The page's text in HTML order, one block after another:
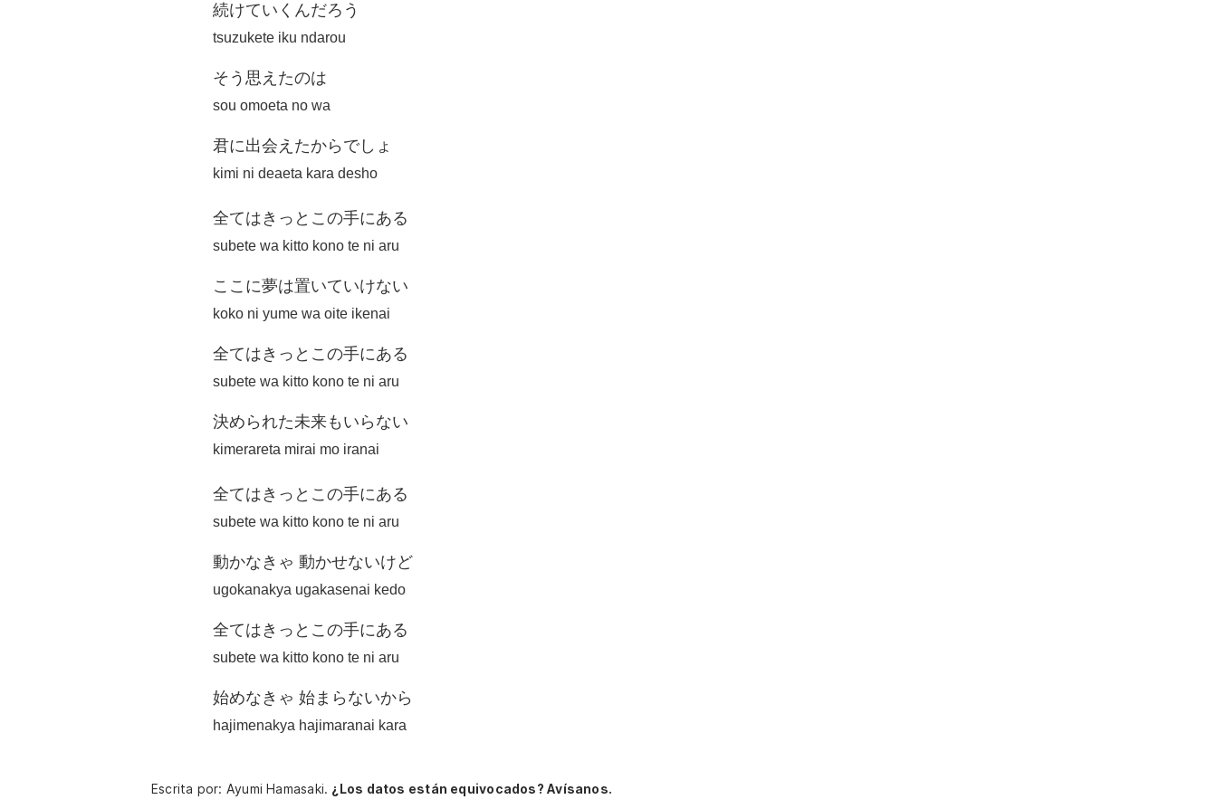
続けていくんだろう
tsuzukete iku ndarou
そう思えたのは
sou omoeta no wa
君に出会えたからでしょ
kimi ni deaeta kara desho
全てはきっとこの手にある
subete wa kitto kono te ni aru
ここに夢は置いていけない
koko ni yume wa oite ikenai
全てはきっとこの手にある
subete wa kitto kono te ni aru
決められた未来もいらない
kimerareta mirai mo iranai
全てはきっとこの手にある
subete wa kitto kono te ni aru
動かなきゃ 動かせないけど
ugokanakya ugakasenai kedo
全てはきっとこの手にある
subete wa kitto kono te ni aru
始めなきゃ 始まらないから
hajimenakya hajimaranai kara
Escrita por: Ayumi Hamasaki. ¿Los datos están equivocados? Avísanos.